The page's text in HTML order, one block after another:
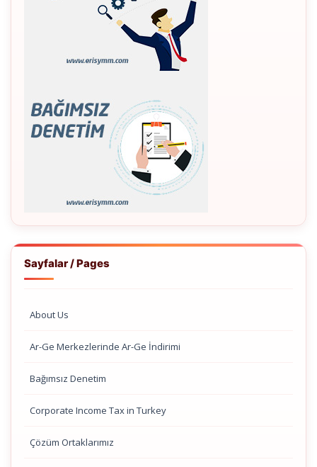
Sayfalar / Pages
About Us
Ar-Ge Merkezlerinde Ar-Ge İndirimi
Bağımsız Denetim
Corporate Income Tax in Turkey
Çözüm Ortaklarımız